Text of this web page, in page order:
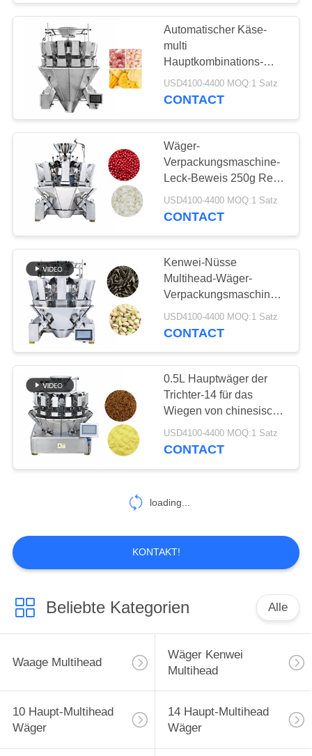
Lineare Wäger-
Maschine
38
Kontrollwäger-
Maschine
19
Metall, das
Maschinen ermittelt
25
Wiegen und
10
Halb automatische
Verpackmaschine
14
Automatischer Käse-
multi
Hauptkombinations-
Wäger mit 12
Haupteimern
USD4100-4400 MOQ:1 Satz
CONTACT
Wäger-
Verpackungsmaschine-
Leck-Beweis 250g Reis
Kenwei Multihead
USD4100-4400 MOQ:1 Satz
CONTACT
Kenwei-Nüsse
Multihead-Wäger-
Verpackungsmaschine
mit Trichter 2.5L
USD4100-4400 MOQ:1 Satz
CONTACT
0.5L Hauptwäger der
Trichter-14 für das
Wiegen von chinesische
Medizin-Tablets
USD4100-4400 MOQ:1 Satz
CONTACT
loading...
KONTAKT!
Beliebte Kategorien Alle
Waage Multihead
Wäger Kenwei
Multihead
10 Haupt-Multihead
Wäger
14 Haupt-Multihead
Wäger